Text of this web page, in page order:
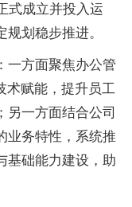
式成立并投入运
划稳步推进。
一方面聚焦办公管
术赋能，提升员工
另一方面结合公司
业务特性，系统推
基础能力建设，助